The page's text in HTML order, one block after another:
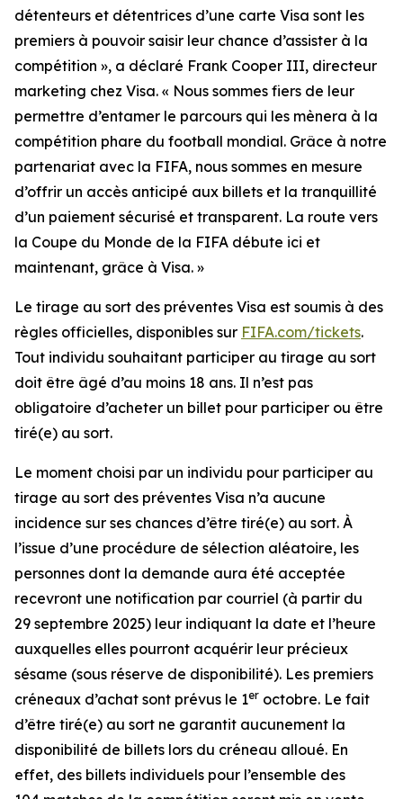
détenteurs et détentrices d’une carte Visa sont les
premiers à pouvoir saisir leur chance d’assister à la
compétition », a déclaré Frank Cooper III, directeur
marketing chez Visa. « Nous sommes fiers de leur
permettre d’entamer le parcours qui les mènera à la
compétition phare du football mondial. Grâce à notre
partenariat avec la FIFA, nous sommes en mesure
d’offrir un accès anticipé aux billets et la tranquillité
d’un paiement sécurisé et transparent. La route vers
la Coupe du Monde de la FIFA débute ici et
maintenant, grâce à Visa. »
Le tirage au sort des préventes Visa est soumis à des
règles officielles, disponibles sur FIFA.com/tickets.
Tout individu souhaitant participer au tirage au sort
doit être âgé d’au moins 18 ans. Il n’est pas
obligatoire d’acheter un billet pour participer ou être
tiré(e) au sort.
Le moment choisi par un individu pour participer au
tirage au sort des préventes Visa n’a aucune
incidence sur ses chances d’être tiré(e) au sort. À
l’issue d’une procédure de sélection aléatoire, les
personnes dont la demande aura été acceptée
recevront une notification par courriel (à partir du
29 septembre 2025) leur indiquant la date et l’heure
auxquelles elles pourront acquérir leur précieux
sésame (sous réserve de disponibilité). Les premiers
créneaux d’achat sont prévus le 1er octobre. Le fait
d’être tiré(e) au sort ne garantit aucunement la
disponibilité de billets lors du créneau alloué. En
effet, des billets individuels pour l’ensemble des